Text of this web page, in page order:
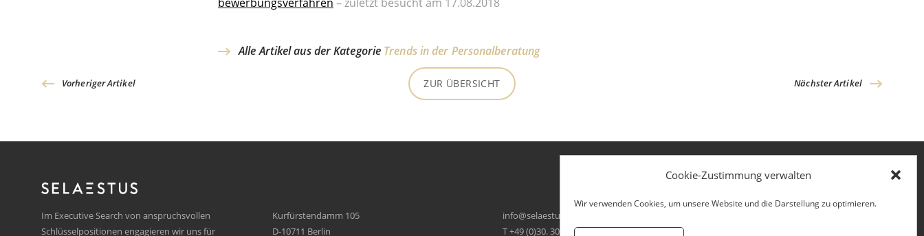
Cookie-Zustimmung verwalten
Wir verwenden Cookies, um unsere Website und die Darstellung zu optimieren.
Alle Artikel aus der Kategorie Trends in der Personalberatung
Vorheriger Artikel ZUR ÜBERSICHT Nächster Artikel
Im Executive Search von anspruchsvollen
Schlüsselpositionen engagieren wir uns für
Kurfürstendamm 105
D-10711 Berlin
ed.su
tseal
es@of
ni
T +49 (0)30. 30 10 45 3-0